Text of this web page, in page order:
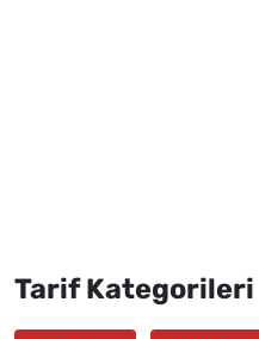
Tarif Kategorileri